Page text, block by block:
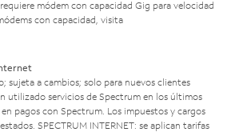
módem con capacidad Gig para velocidad
con capacidad, visita
sujeta a cambios; solo para nuevos clientes
utilizado servicios de Spectrum en los últimos
pagos con Spectrum. Los impuestos y cargos
SPECTRUM INTERNET: se aplican tarifas